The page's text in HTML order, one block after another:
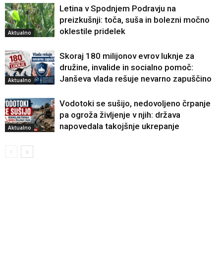
Aktualno
Letina v Spodnjem Podravju na
preizkušnji: toča, suša in bolezni močno
oklestile pridelek
Aktualno
Skoraj 180 milijonov evrov luknje za
družine, invalide in socialno pomoč:
Janševa vlada rešuje nevarno zapuščino
Aktualno
Vodotoki se sušijo, nedovoljeno črpanje
pa ogroža življenje v njih: država
napovedala takojšnje ukrepanje